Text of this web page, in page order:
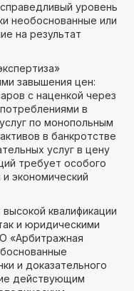
уровень
необоснованные или
на результат
завышения цен:
с наценкой через
в
по монопольным
в банкротстве
услуг в цену
требует особого
экономический
квалификации
и юридическими
«Арбитражная
и доказательного
действующим